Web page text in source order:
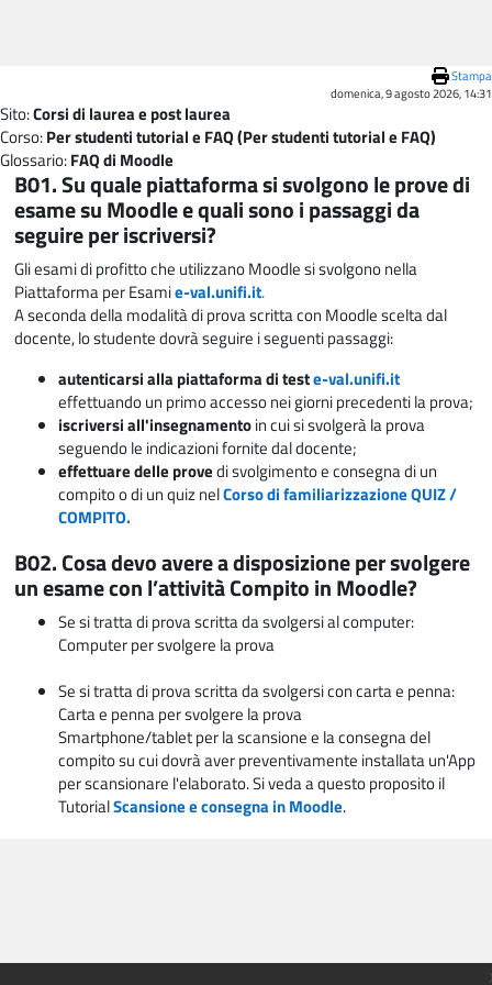
Stampa
domenica, 9 agosto 2026, 14:31
Sito:Corsi di laurea e post laurea
Corso:Per studenti tutorial e FAQ (Per studenti tutorial e FAQ)
Glossario:FAQ di Moodle
B01. Su quale piattaforma si svolgono le prove di
esame su Moodle e quali sono i passaggi da
seguire per iscriversi?
Gli esami di profitto che utilizzano Moodle si svolgono nella
Piattaforma per Esamie-val.unifi.it.
A seconda della modalità di prova scritta con Moodle scelta dal
docente, lo studente dovrà seguire i seguenti passaggi:
autenticarsi alla piattaforma di teste-val.unifi.it
effettuando un primo accesso nei giorni precedenti la prova;
iscriversi all'insegnamentoin cui si svolgerà la prova
seguendo le indicazioni fornite dal docente;
effettuare delle provedi svolgimento e consegna di un
compito o di un quiz nelCorso di familiarizzazione QUIZ /
COMPITO.
B02. Cosa devo avere a disposizione per svolgere
un esame con l’attività Compito in Moodle?
Se si tratta di prova scritta da svolgersi al computer:
Computer per svolgere la prova
Se si tratta di prova scritta da svolgersi con carta e penna:
Carta e penna per svolgere la prova
Smartphone/tablet per la scansione e la consegna del
compito su cui dovrà aver preventivamente installata un'App
per scansionare l'elaborato. Si veda a questo proposito il
TutorialScansione e consegna in Moodle.